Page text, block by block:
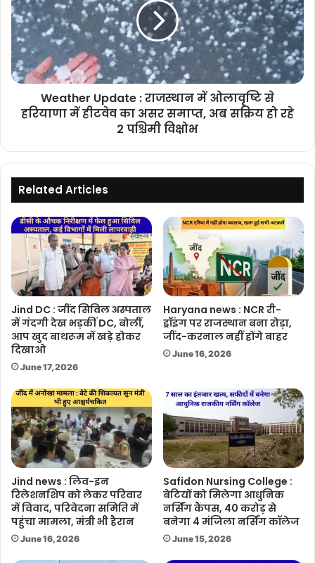
की
मांग
राजस्थान
में
ओलावृष्टि
से
हरियाणा
में
अब
रहे
पश्चिमी
Weather Update : राजस्थान में ओलावृष्टि से
हरियाणा में हीटवेव का असर समाप्त, अब सक्रिय हो रहे
2 पश्चिमी विक्षोभ
Related Articles
Jind DC : जींद सिविल अस्पताल
में गंदगी देख भड़कीं DC, बोलीं,
आप खुद बाथरूम में खड़े होकर
दिखाओ
June 17, 2026
Haryana news : NCR री-
ड्रॉइंग पर राजस्थान बना रोड़ा,
जींद-करनाल नहीं होंगे बाहर
June 16, 2026
Jind news : लिव-इन
रिलेशनशिप को लेकर परिवार
में विवाद, परिवेदना समिति में
पहुंचा मामला, मंत्री भी हैरान
June 16, 2026
Safidon Nursing College :
बेटियों को मिलेगा आधुनिक
नर्सिंग कैंपस, 40 करोड़ से
बनेगा 4 मंजिला नर्सिंग कॉलेज
June 15, 2026